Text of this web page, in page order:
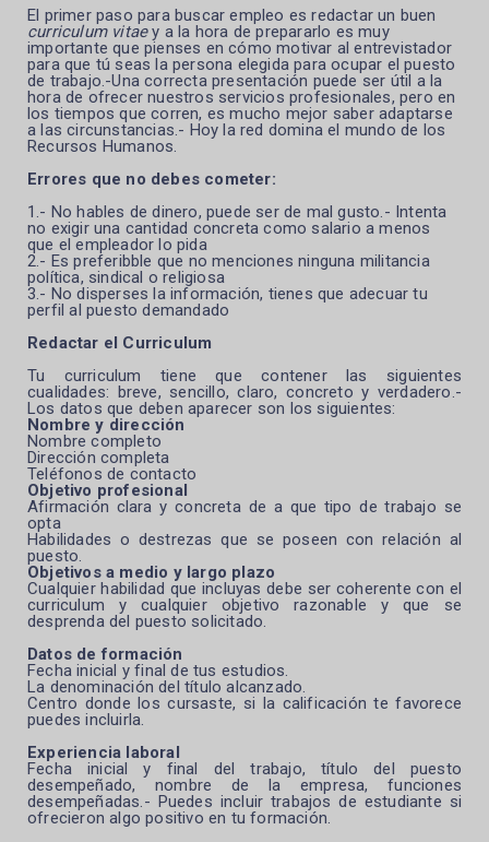
El primer paso para buscar empleo es redactar un buen
curriculum vitaey a la hora de prepararlo es muy
importante que pienses en cómo motivar al entrevistador
para que tú seas la persona elegida para ocupar el puesto
de trabajo.-Una correcta presentación puede ser útil a la
hora de ofrecer nuestros servicios profesionales, pero en
los tiempos que corren, es mucho mejor saber adaptarse
a las circunstancias.- Hoy la red domina el mundo de los
Recursos Humanos.
Errores que no debes cometer:
1.- No hables de dinero, puede ser de mal gusto.- Intenta
no exigir una cantidad concreta como salario a menos
que el empleador lo pida
2.- Es preferibble que no menciones ninguna militancia
política, sindical o religiosa
3.- No disperses la información, tienes que adecuar tu
perfil al puesto demandado
Redactar el Curriculum
Tu curriculum tiene que contener las siguientes
cualidades: breve, sencillo, claro, concreto y verdadero.-
Los datos que deben aparecer son los siguientes:
Nombre y dirección
Nombre completo
Dirección completa
Teléfonos de contacto
Objetivo profesional
Afirmación clara y concreta de a que tipo de trabajo se
opta
Habilidades o destrezas que se poseen con relación al
puesto.
Objetivos a medio y largo plazo
Cualquier habilidad que incluyas debe ser coherente con el
curriculum y cualquier objetivo razonable y que se
desprenda del puesto solicitado.
Datos de formación
Fecha inicial y final de tus estudios.
La denominación del título alcanzado.
Centro donde los cursaste, si la calificación te favorece
puedes incluirla.
Experiencia laboral
Fecha inicial y final del trabajo, título del puesto
desempeñado, nombre de la empresa, funciones
desempeñadas.- Puedes incluir trabajos de estudiante si
ofrecieron algo positivo en tu formación.